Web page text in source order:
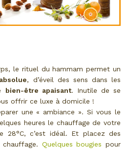
le rituel du hammam permet un
, d’éveil des sens dans les
bien-être apaisant. Inutile de se
offrir ce luxe à domicile !
une « ambiance ». Si vous le
heures le chauffage de votre
28°C, c’est idéal. Et placez des
Quelques bougies pour